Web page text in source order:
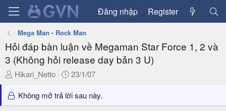
Đăng nhập Register
Mega Man - Rock Man
Hỏi đáp bàn luận về Megaman Star Force 1, 2 và
3 (Không hỏi release day bản 3 U)
T
r
e
Ηikari_Netto
N
à
y
23/1/07
Không mở trả lời sau này.